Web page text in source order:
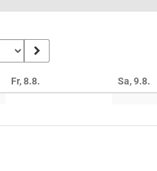
Fr, 8.8. Sa, 9.8.